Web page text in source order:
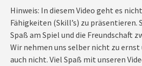
Hinweis: In diesem Video geht es
Fähigkeiten (Skill’s) zu präsentieren.
Spaß am Spiel und die Freundschaft
Wir nehmen uns selber nicht zu
auch nicht. Viel Spaß mit unseren